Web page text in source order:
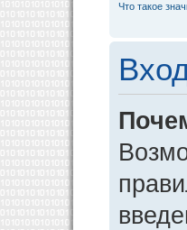
Что такое